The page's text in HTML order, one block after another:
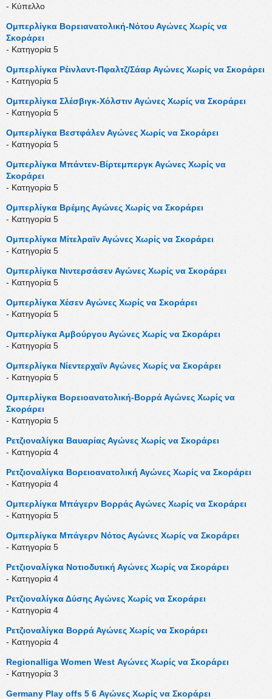
- Κύπελλο
Ομπερλίγκα Βορειανατολική-Νότου Αγώνες Χωρίς να
Σκοράρει
- Κατηγορία 5
Ομπερλίγκα Ρέινλαντ-Πφαλτζ/Σάαρ Αγώνες Χωρίς να Σκοράρει
- Κατηγορία 5
Ομπερλίγκα Σλέσβιγκ-Χόλστιν Αγώνες Χωρίς να Σκοράρει
- Κατηγορία 5
Ομπερλίγκα Βεστφάλεν Αγώνες Χωρίς να Σκοράρει
- Κατηγορία 5
Ομπερλίγκα Μπάντεν-Βίρτεμπεργκ Αγώνες Χωρίς να
Σκοράρει
- Κατηγορία 5
Ομπερλίγκα Βρέμης Αγώνες Χωρίς να Σκοράρει
- Κατηγορία 5
Ομπερλίγκα Μίτελραϊν Αγώνες Χωρίς να Σκοράρει
- Κατηγορία 5
Ομπερλίγκα Νιντερσάσεν Αγώνες Χωρίς να Σκοράρει
- Κατηγορία 5
Ομπερλίγκα Χέσεν Αγώνες Χωρίς να Σκοράρει
- Κατηγορία 5
Ομπερλίγκα Αμβούργου Αγώνες Χωρίς να Σκοράρει
- Κατηγορία 5
Ομπερλίγκα Νίεντερχαϊν Αγώνες Χωρίς να Σκοράρει
- Κατηγορία 5
Ομπερλίγκα Βορειοανατολική-Βορρά Αγώνες Χωρίς να
Σκοράρει
- Κατηγορία 5
Ρετζιοναλίγκα Βαυαρίας Αγώνες Χωρίς να Σκοράρει
- Κατηγορία 4
Ρετζιοναλίγκα Βορειοανατολική Αγώνες Χωρίς να Σκοράρει
- Κατηγορία 4
Ομπερλίγκα Μπάγερν Βορράς Αγώνες Χωρίς να Σκοράρει
- Κατηγορία 5
Ομπερλίγκα Μπάγερν Νότος Αγώνες Χωρίς να Σκοράρει
- Κατηγορία 5
Ρετζιοναλίγκα Νοτιοδυτική Αγώνες Χωρίς να Σκοράρει
- Κατηγορία 4
Ρετζιοναλίγκα Δύσης Αγώνες Χωρίς να Σκοράρει
- Κατηγορία 4
Ρετζιοναλίγκα Βορρά Αγώνες Χωρίς να Σκοράρει
- Κατηγορία 4
Regionalliga Women West Αγώνες Χωρίς να Σκοράρει
- Κατηγορία 3
Germany Play offs 5 6 Αγώνες Χωρίς να Σκοράρει